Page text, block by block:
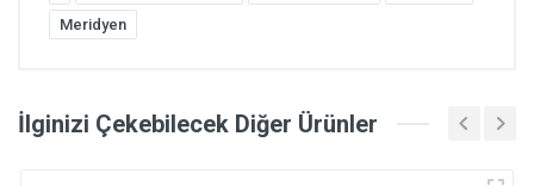
Meridyen
İlginizi Çekebilecek Diğer Ürünler